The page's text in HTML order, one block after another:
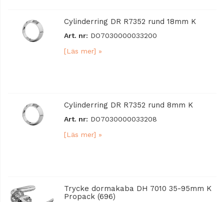
Cylinderring DR R7352 rund 18mm K
Art. nr: DO7030000033200
[Läs mer] »
Cylinderring DR R7352 rund 8mm K
Art. nr: DO7030000033208
[Läs mer] »
Trycke dormakaba DH 7010 35-95mm K
Propack (696)